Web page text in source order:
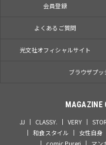
会員登録
よくあるご質問
光文社オフィシャルサイト
ブラウザプ
MAGAZINE
JJ CLASSY. VERY
和食スタイル
女性自身